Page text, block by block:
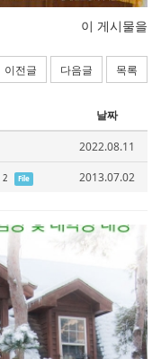
이 게시물을
이전글 다음글 목록
날짜
2022.08.11
2 File 2013.07.02